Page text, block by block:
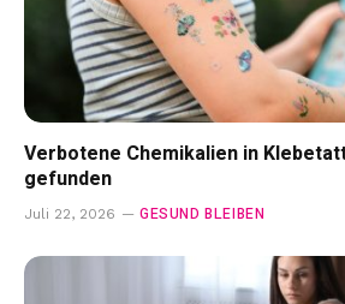
Verbotene Chemikalien in
gefunden
Juli 22, 2026 GESUND BLEIBEN